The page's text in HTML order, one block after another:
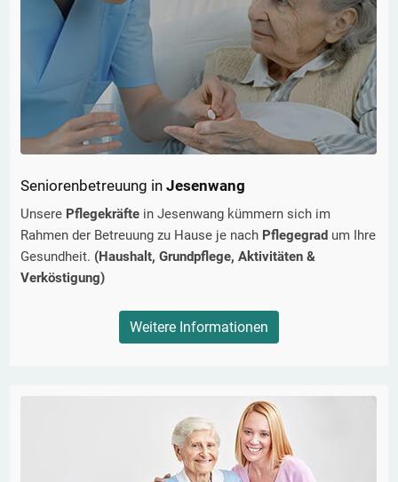
Seniorenbetreuung in Jesenwang
Unsere Pflegekräfte in Jesenwang kümmern sich im
Rahmen der Betreuung zu Hause je nach Pflegegrad um Ihre
Gesundheit. (Haushalt, Grundpflege, Aktivitäten &
Verköstigung)
Weitere Informationen